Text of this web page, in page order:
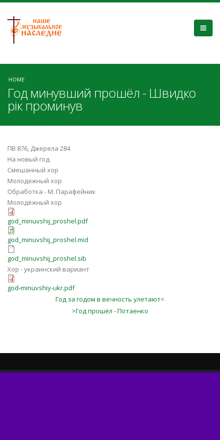
HOME
Год минувший прошёл - Швидко
рік проминув
ПВ 876, Джерела 284
На новый год
Смешанный хор
Молодежный хор
Обработка - М. Парафейник
Молодёжный хор
god_minuvshij_proshel.pdf
god_minuvshij_proshel.mid
god_minuvshij_proshel.sib
Хор - украинский вариант
god-minuvshiy-ukr.pdf
Год за годом в вечность улетают<
>Год прошёл - Потаенко